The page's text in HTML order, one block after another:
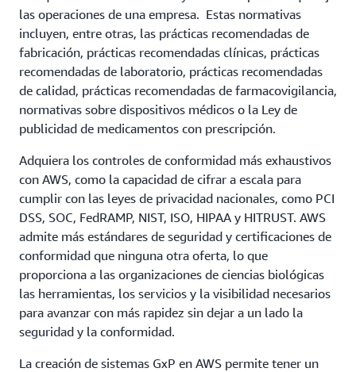
las operaciones de una empresa. Estas normativas
incluyen, entre otras, las prácticas recomendadas de
fabricación, prácticas recomendadas clínicas, prácticas
recomendadas de laboratorio, prácticas recomendadas
de calidad, prácticas recomendadas de farmacovigilancia,
normativas sobre dispositivos médicos o la Ley de
publicidad de medicamentos con prescripción.
Adquiera los controles de conformidad más exhaustivos
con AWS, como la capacidad de cifrar a escala para
cumplir con las leyes de privacidad nacionales, como PCI
DSS, SOC, FedRAMP, NIST, ISO, HIPAA y HITRUST. AWS
admite más estándares de seguridad y certificaciones de
conformidad que ninguna otra oferta, lo que
proporciona a las organizaciones de ciencias biológicas
las herramientas, los servicios y la visibilidad necesarios
para avanzar con más rapidez sin dejar a un lado la
seguridad y la conformidad.
La creación de sistemas GxP en AWS permite tener un